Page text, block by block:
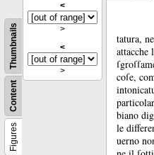
Figures
Content
Thumbnails
<
>
<
>
tatura,
attacche
coſe,
biano
le
uerno